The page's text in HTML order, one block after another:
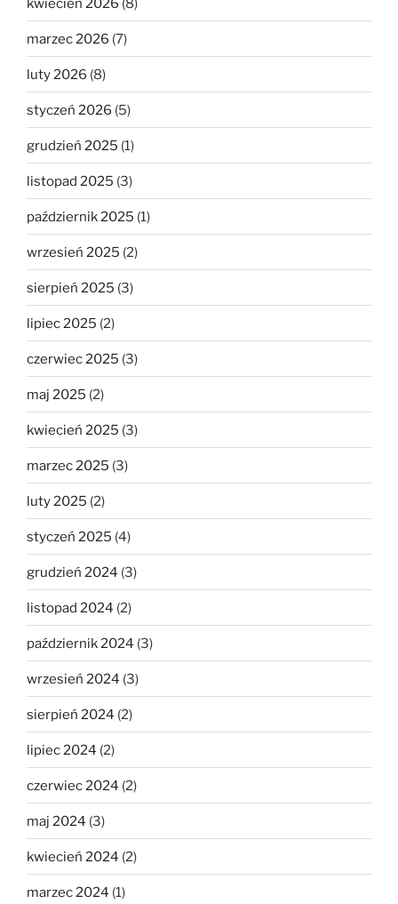
marzec 2026 (7)
luty 2026 (8)
styczeń 2026 (5)
grudzień 2025 (1)
listopad 2025 (3)
październik 2025 (1)
wrzesień 2025 (2)
sierpień 2025 (3)
lipiec 2025 (2)
czerwiec 2025 (3)
maj 2025 (2)
kwiecień 2025 (3)
marzec 2025 (3)
luty 2025 (2)
styczeń 2025 (4)
grudzień 2024 (3)
listopad 2024 (2)
październik 2024 (3)
wrzesień 2024 (3)
sierpień 2024 (2)
lipiec 2024 (2)
czerwiec 2024 (2)
maj 2024 (3)
kwiecień 2024 (2)
marzec 2024 (1)